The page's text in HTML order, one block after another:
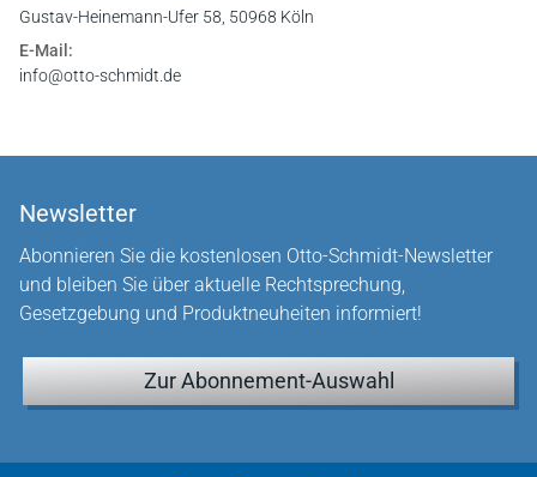
Gustav-Heinemann-Ufer 58, 50968 Köln
E-Mail:
info@otto-schmidt.de
Newsletter
Abonnieren Sie die kostenlosen Otto-Schmidt-Newsletter
und bleiben Sie über aktuelle Rechtsprechung,
Gesetzgebung und Produktneuheiten informiert!
Zur Abonnement-Auswahl